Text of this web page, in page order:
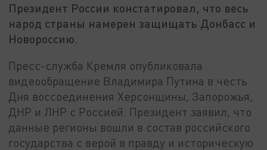
Президент России констатировал, что весь
народ страны намерен защищать Донбасс и
Новороссию.
Пресс-служба Кремля опубликовала
видеообращение Владимира Путина в честь
Дня воссоединения Херсонщины, Запорожья,
ДНР и ЛНР с Россией. Президент заявил, что
данные регионы вошли в состав российского
государства с верой в правду и историческую